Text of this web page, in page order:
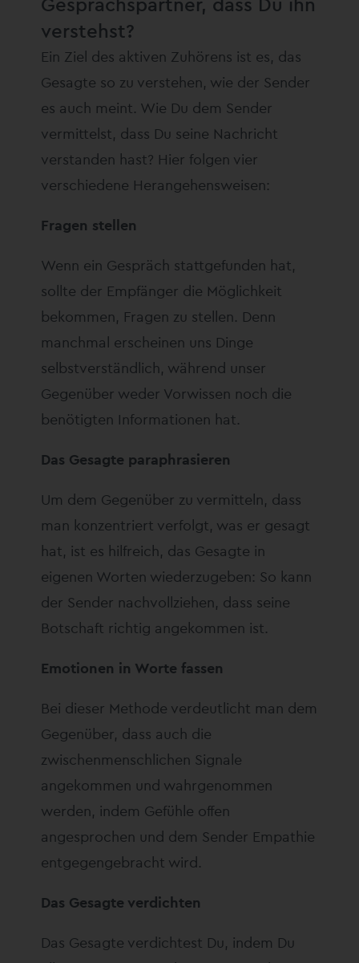
verstehst?
Ein Ziel des aktiven Zuhörens ist es, das
Gesagte so zu verstehen, wie der Sender
es auch meint. Wie Du dem Sender
vermittelst, dass Du seine Nachricht
verstanden hast? Hier folgen vier
verschiedene Herangehensweisen:
Fragen stellen
Wenn ein Gespräch stattgefunden hat,
sollte der Empfänger die Möglichkeit
bekommen, Fragen zu stellen. Denn
manchmal erscheinen uns Dinge
selbstverständlich, während unser
Gegenüber weder Vorwissen noch die
benötigten Informationen hat.
Das Gesagte paraphrasieren
Um dem Gegenüber zu vermitteln, dass
man konzentriert verfolgt, was er gesagt
hat, ist es hilfreich, das Gesagte in
eigenen Worten wiederzugeben: So kann
der Sender nachvollziehen, dass seine
Botschaft richtig angekommen ist.
Emotionen in Worte fassen
Bei dieser Methode verdeutlicht man dem
Gegenüber, dass auch die
zwischenmenschlichen Signale
angekommen und wahrgenommen
werden, indem Gefühle offen
angesprochen und dem Sender Empathie
entgegengebracht wird.
Das Gesagte verdichten
Das Gesagte verdichtest Du, indem Du